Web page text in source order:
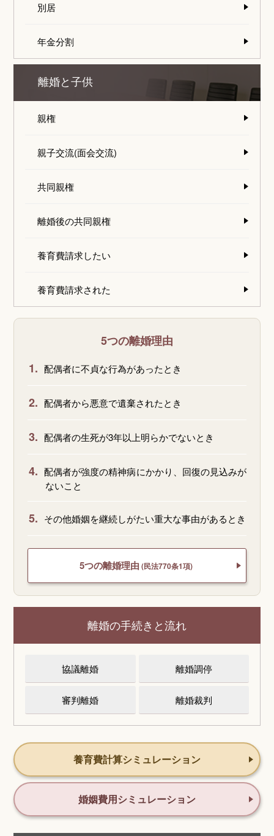
別居
年金分割
離婚と子供
親権
親子交流(面会交流)
共同親権
離婚後の共同親権
養育費請求したい
養育費請求された
5つの離婚理由
1. 配偶者に不貞な行為があったとき
2. 配偶者から悪意で遺棄されたとき
3. 配偶者の生死が3年以上明らかでないとき
4. 配偶者が強度の精神病にかかり、回復の見込みが
ないこと
5. その他婚姻を継続しがたい重大な事由があるとき
5つの離婚理由 (民法770条1項)
離婚の手続きと流れ
協議離婚 離婚調停
審判離婚 離婚裁判
養育費計算シミュレーション
婚姻費用シミュレーション